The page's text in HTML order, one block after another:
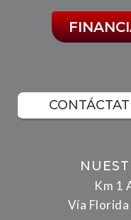
Km 1
Vía